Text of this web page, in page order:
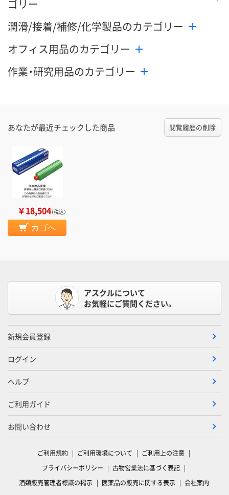
ゴリー
潤滑/接着/補修/化学製品のカテゴリー
オフィス用品のカテゴリー
作業・研究用品のカテゴリー
あなたが最近チェックした商品 閲覧履歴の削除
￥18,504（税込）
カゴへ
アスクルについて
お気軽にご質問ください。
新規会員登録
ログイン
ヘルプ
ご利用ガイド
お問い合わせ
ご利用規約 ご利用環境について
ご利用上の注意
プライバシーポリシー
古物営業法に基づく表記
酒類販売管理者標識の掲示
医薬品の販売に関する表示 会社案内